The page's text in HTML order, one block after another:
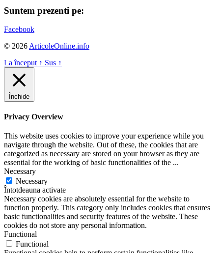
Suntem prezenti pe:
Facebook
© 2026 ArticoleOnline.info
La început ↑ Sus ↑
Închide
Privacy Overview
This website uses cookies to improve your experience while you
navigate through the website. Out of these, the cookies that are
categorized as necessary are stored on your browser as they are
essential for the working of basic functionalities of the ...
Necessary
Necessary
Întotdeauna activate
Necessary cookies are absolutely essential for the website to
function properly. This category only includes cookies that ensures
basic functionalities and security features of the website. These
cookies do not store any personal information.
Functional
Functional